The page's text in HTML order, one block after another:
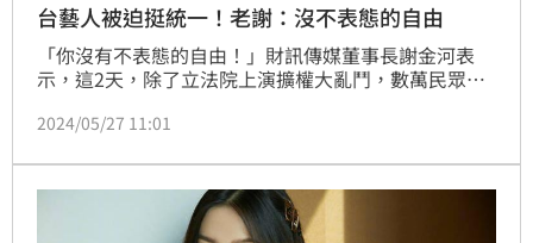
台藝人被迫挺統一！老謝：沒不表態的自由
「你沒有不表態的自由！」財訊傳媒董事長謝金河表
示，這2天，除了立法院上演擴權大亂鬥，數萬民眾上
月天帶頭的藝人表態。
2024/05/27 11:01